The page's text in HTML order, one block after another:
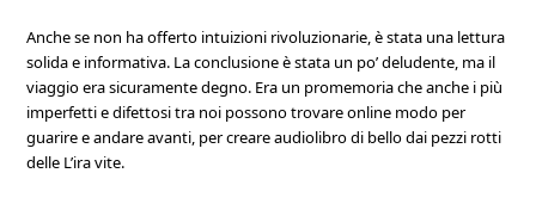
Anche se non ha offerto intuizioni rivoluzionarie, è stata una lettura
solida e informativa. La conclusione è stata un po’ deludente, ma il
viaggio era sicuramente degno. Era un promemoria che anche i più
imperfetti e difettosi tra noi possono trovare online modo per
guarire e andare avanti, per creare audiolibro di bello dai pezzi rotti
delle L’ira vite.